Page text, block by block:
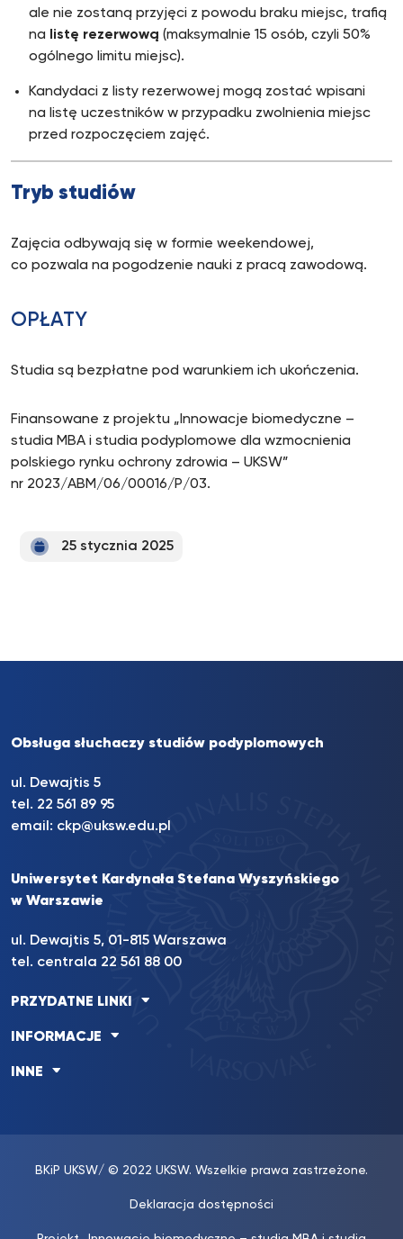
ale nie zostaną przyjęci z powodu braku miejsc, trafią
na
listę rezerwową (maksymalnie 15 osób, czyli 50%
ogólnego limitu miejsc).
Kandydaci z listy rezerwowej mogą zostać wpisani
na listę uczestników w przypadku zwolnienia miejsc
przed rozpoczęciem zajęć.
Tryb studiów
Zajęcia odbywają się w formie weekendowej,
co pozwala na pogodzenie nauki z pracą zawodową.
OPŁATY
Studia są bezpłatne pod warunkiem ich ukończenia.
Finansowane z projektu „Innowacje biomedyczne –
studia MBA i studia podyplomowe dla wzmocnienia
polskiego rynku ochrony zdrowia – UKSW”
nr 2023/ABM/06/00016/P/03.
25 stycznia 2025
Obsługa słuchaczy studiów podyplomowych
ul. Dewajtis 5
tel. 22 561 89 95
email: ckp@uksw.edu.pl
Uniwersytet Kardynała Stefana Wyszyńskiego
w Warszawie
ul. Dewajtis 5, 01-815 Warszawa
tel. centrala 22 561 88 00
PRZYDATNE LINKI
INFORMACJE
INNE
BKiP UKSW/ © 2022 UKSW. Wszelkie prawa zastrzeżone.
Deklaracja dostępności